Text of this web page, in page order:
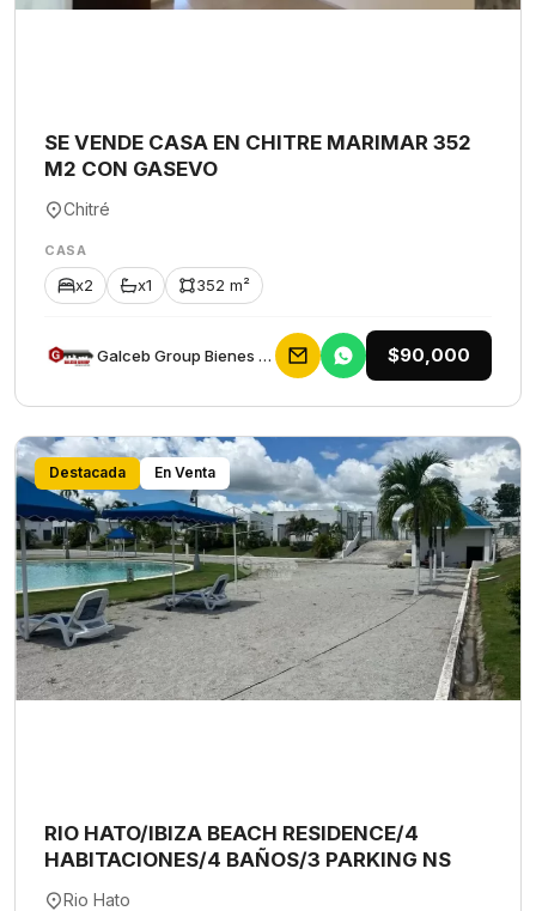
SE VENDE CASA EN CHITRE MARIMAR 352
M2 CON GASEVO
Chitré
CASA
x2 x1 352 m²
Galceb Group Bienes Raices $90,000
Destacada En Venta
RIO HATO/IBIZA BEACH RESIDENCE/4
HABITACIONES/4 BAÑOS/3 PARKING NS
Rio Hato